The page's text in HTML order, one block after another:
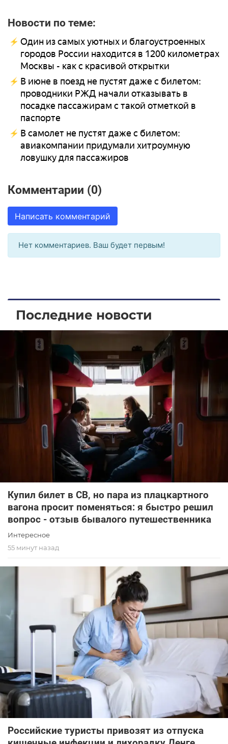
Новости по теме:
Один из самых уютных и благоустроенных
городов России находится в 1200 километрах
Москвы - как с красивой открытки
В июне в поезд не пустят даже с билетом:
проводники РЖД начали отказывать в
посадке пассажирам с такой отметкой в
паспорте
В самолет не пустят даже с билетом:
авиакомпании придумали хитроумную
ловушку для пассажиров
Комментарии (0)
Написать комментарий
Нет комментариев. Ваш будет первым!
Последние новости
Купил билет в СВ, но пара из плацкартного
вагона просит поменяться: я быстро решил
вопрос - отзыв бывалого путешественника
Интересное
55 минут назад
Российские туристы привозят из отпуска